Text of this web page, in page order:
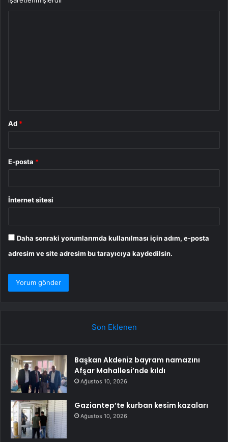
Ad *
E-posta *
İnternet sitesi
Daha sonraki yorumlarımda kullanılması için adım, e-posta
adresim ve site adresim bu tarayıcıya kaydedilsin.
Son Eklenen
Başkan Akdeniz bayram namazını
Afşar Mahallesi’nde kıldı
Ağustos 10, 2026
Gaziantep’te kurban kesim kazaları
Ağustos 10, 2026